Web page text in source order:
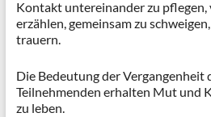
Kontakt untereinander zu pflegen,
erzählen, gemeinsam zu
trauern.
Die Bedeutung der Vergangenheit
Teilnehmenden erhalten Mut und
zu leben.